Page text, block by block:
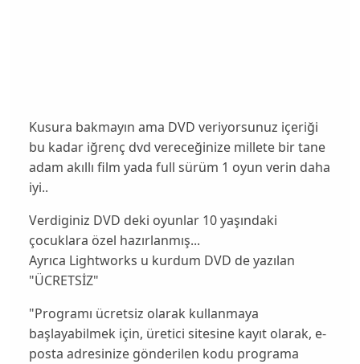
Kusura bakmayın ama DVD veriyorsunuz içeriği
bu kadar iğrenç dvd vereceğinize millete bir tane
adam akıllı film yada full sürüm 1 oyun verin daha
iyi..
Verdiginiz DVD deki oyunlar 10 yaşındaki
çocuklara özel hazırlanmış...
Ayrıca Lightworks u kurdum DVD de yazılan
"ÜCRETSİZ"
"Programı ücretsiz olarak kullanmaya
başlayabilmek için, üretici sitesine kayıt olarak, e-
posta adresinize gönderilen kodu programa